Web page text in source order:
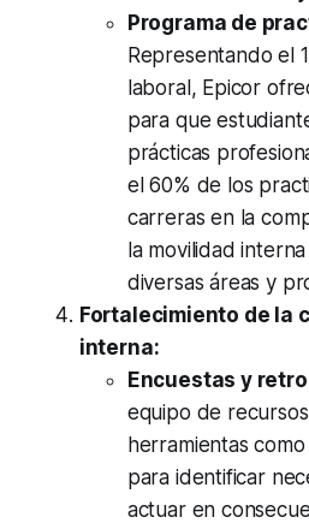
Programa de
Representando el
laboral, Epicor
para que
prácticas
el 60% de los
carreras en la
la movilidad
diversas áreas y
Fortalecimiento de la
interna:
Encuestas y
equipo de
herramientas
para identificar
actuar en